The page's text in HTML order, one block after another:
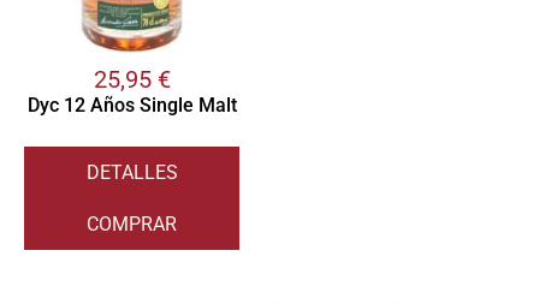
25,95 €
Dyc 12 Años Single Malt
DETALLES
COMPRAR